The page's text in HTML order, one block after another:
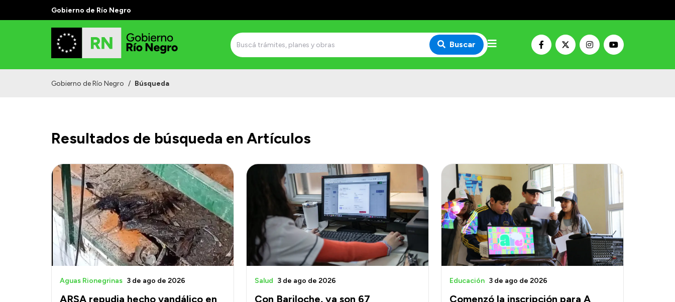
Gobierno de Río Negro
Buscar
Gobierno de Río Negro / Búsqueda
Resultados de búsqueda en Artículos
ARSA repudia hecho vandálico en
Aguas Rionegrinas 3 de ago de 2026
Con Bariloche, ya son 67
Salud 3 de ago de 2026
Comenzó la inscripción para A
Educación 3 de ago de 2026